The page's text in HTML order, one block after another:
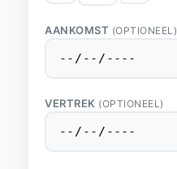
AANKOMST (OPTIONEEL)
VERTREK (OPTIONEEL)